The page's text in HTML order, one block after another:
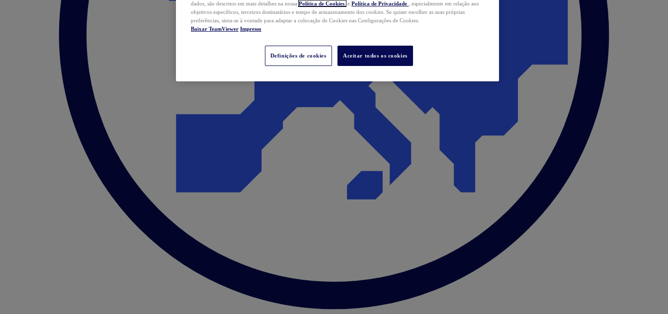
dados, são descritos em mais detalhes na nossa Política de Cookies e Política de Privacidade
, especialmente em relação aos
objetivos específicos, terceiros destinatários e tempo de armazenamento dos cookies. Se quiser escolher as suas próprias
preferências, sinta-se à vontade para adaptar a colocação de Cookies nas Configurações de Cookies.
Baixar TeamViewer Impresso
Definições de cookies Aceitar todos os cookies